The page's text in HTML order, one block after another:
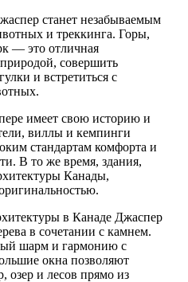
станет незабываемым
и треккинга. Горы,
— это отличная
совершить
и встретиться с
имеет свою историю и
виллы и кемпинги
стандартам комфорта и
В то же время, здания,
Канады,
в Канаде Джаспер
в сочетании с камнем.
шарм и гармонию с
окна позволяют
озер и лесов прямо из